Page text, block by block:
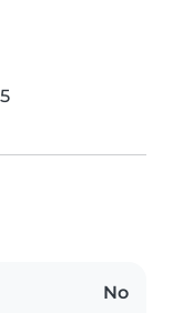
No